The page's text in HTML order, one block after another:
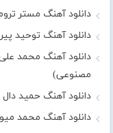
دانلود آهنگ مستر
دانلود آهنگ توحید
دانلود آهنگ محمد
مصنوعی)
دانلود آهنگ حمید دال
دانلود آهنگ محمد